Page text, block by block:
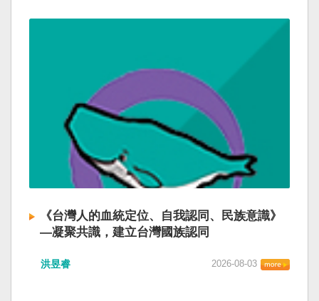
《台灣人的血統定位、自我認同、民族意識》
—凝聚共識，建立台灣國族認同
洪昱睿 2026-08-03